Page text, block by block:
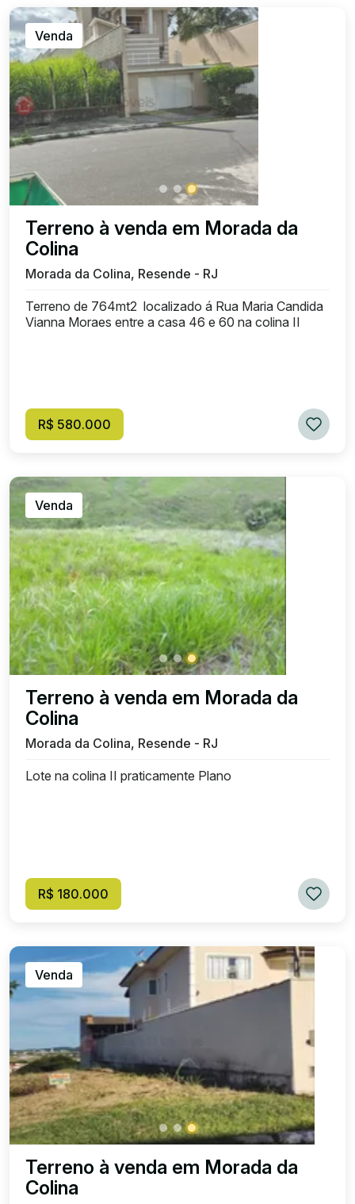
Venda
Terreno à venda em Morada da
Colina
Morada da Colina, Resende - RJ
Terreno de 764mt2 localizado á Rua Maria Candida
Vianna Moraes entre a casa 46 e 60 na colina II
R$ 580.000
Venda
Terreno à venda em Morada da
Colina
Morada da Colina, Resende - RJ
Lote na colina II praticamente Plano
R$ 180.000
Venda
Terreno à venda em Morada da
Colina